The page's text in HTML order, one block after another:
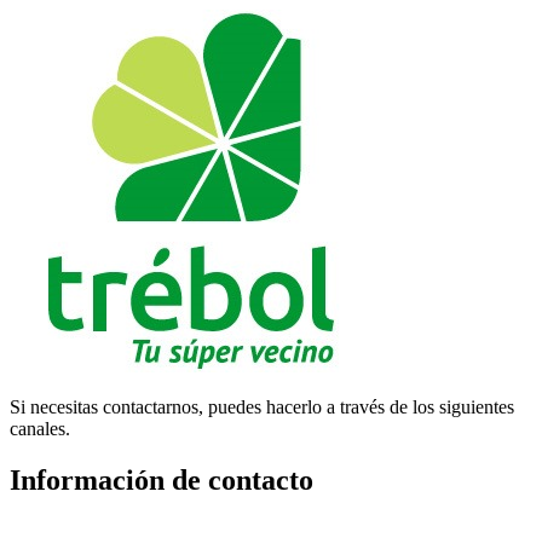
Si necesitas contactarnos, puedes hacerlo a través de los siguientes
canales.
Información de contacto